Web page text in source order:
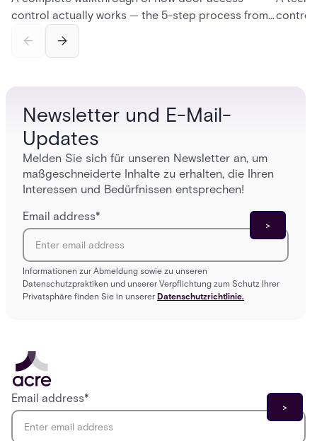
control actually works — the 5-step process from
and software components, and the access control
control
Newsletter und E-Mail-
Updates
Melden Sie sich für unseren Newsletter an, um
maßgeschneiderte Inhalte zu erhalten, die Ihren
Interessen und Bedürfnissen entsprechen!
Email address*
Informationen zur Abmeldung sowie zu unseren
Datenschutzpraktiken und unserer Verpflichtung zum Schutz Ihrer
Privatsphäre finden Sie in unserer Datenschutzrichtlinie.
Email address*